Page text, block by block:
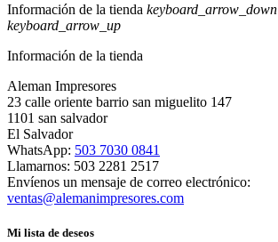
Información de la tienda keyboard_arrow_down
keyboard_arrow_up
Información de la tienda
Aleman Impresores
23 calle oriente barrio san miguelito 147
1101 san salvador
El Salvador
WhatsApp: 503 7030 0841
Llamarnos: 503 2281 2517
Envíenos un mensaje de correo electrónico:
ventas@alemanimpresores.com
Mi lista de deseos